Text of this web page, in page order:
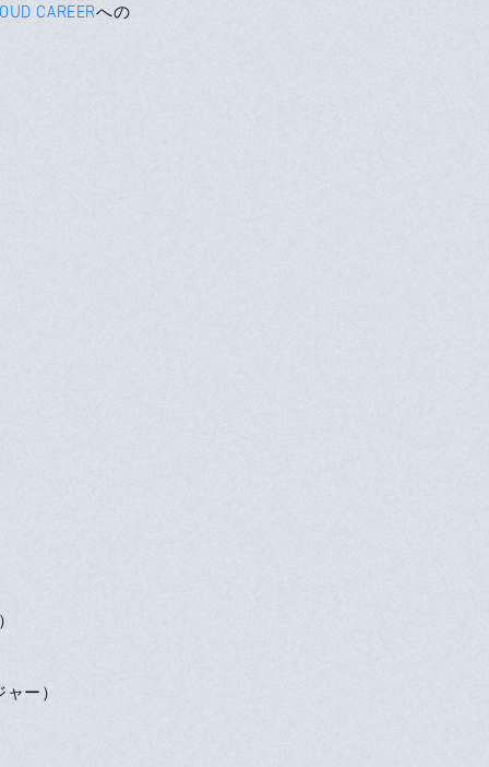
CAREERへの
ー）